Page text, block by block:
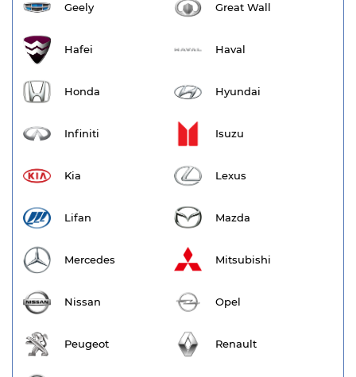
Geely Great Wall
Hafei Haval
Honda Hyundai
Infiniti Isuzu
Kia Lexus
Lifan Mazda
Mercedes Mitsubishi
Nissan Opel
Peugeot Renault